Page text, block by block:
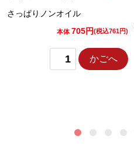
さっぱりノンオイル
本体 705円(税込761円)
かごへ